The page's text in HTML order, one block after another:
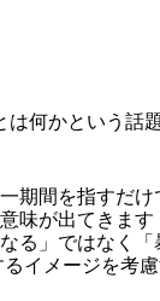
何かという話
期間を指すだ
味が出てきま
る」ではなく
イメージを考